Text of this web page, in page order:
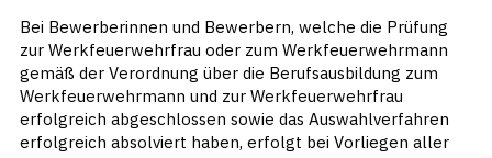
Bei Bewerberinnen und Bewerbern, welche die Prüfung
zur Werkfeuerwehrfrau oder zum Werkfeuerwehrmann
gemäß der Verordnung über die Berufsausbildung zum
Werkfeuerwehrmann und zur Werkfeuerwehrfrau
erfolgreich abgeschlossen sowie das Auswahlverfahren
erfolgreich absolviert haben, erfolgt bei Vorliegen aller